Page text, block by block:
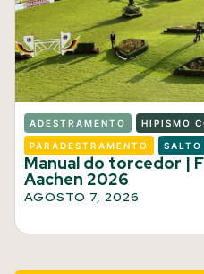
ADESTRAMENTO HIPISMO
PARADESTRAMENTO SALTO
Manual do torcedor |
Aachen 2026
AGOSTO 7, 2026